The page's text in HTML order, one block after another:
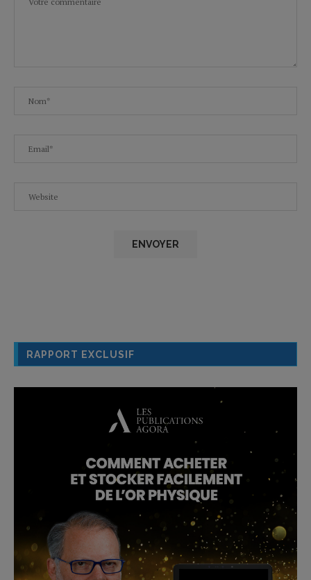
RAPPORT EXCLUSIF